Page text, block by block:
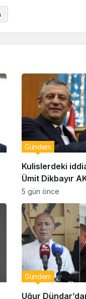
Kulislerdeki
Ümit Dikbayır
geçiyor!
Gündem
5 gün önce
Uğur
Gündem